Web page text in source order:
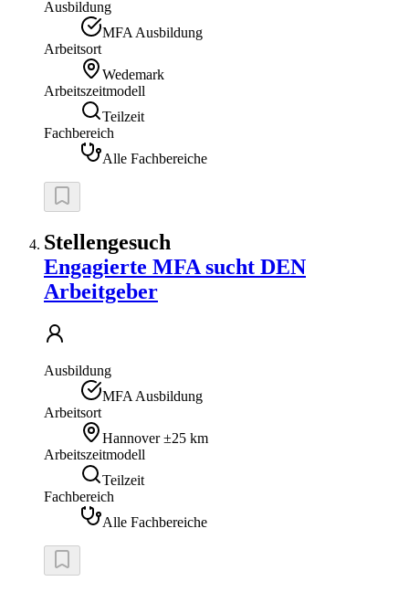
Ausbildung
MFA Ausbildung
Arbeitsort
Wedemark
Arbeitszeitmodell
Teilzeit
Fachbereich
Alle Fachbereiche
Stellengesuch
Engagierte MFA sucht DEN
Arbeitgeber
Ausbildung
MFA Ausbildung
Arbeitsort
Hannover±25 km
Arbeitszeitmodell
Teilzeit
Fachbereich
Alle Fachbereiche